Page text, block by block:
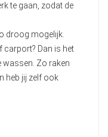
te gaan, zodat de
droog mogelijk.
carport? Dan is het
wassen. Zo raken
heb jij zelf ook